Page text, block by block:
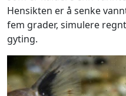
Hensikten er å senke
fem grader, simulere
gyting.